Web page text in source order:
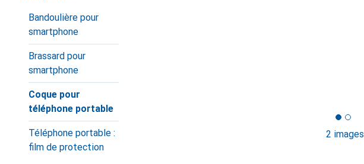
Bandoulière pour
smartphone
Brassard pour
smartphone
Coque pour
téléphone portable
Téléphone portable :
film de protection
2 images